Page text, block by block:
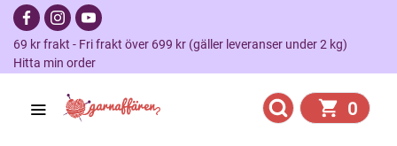
69 kr frakt - Fri frakt över 699 kr (gäller leveranser under 2 kg)
Hitta min order
0